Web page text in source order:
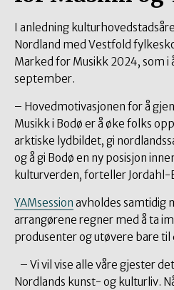
I anledning
Nordland med Vestfold
Marked for Musikk 2024, som i
september.
– Hovedmotivasjonen for å
Musikk i Bodø er å øke folks
arktiske lydbildet, gi
og å gi Bodø en ny posisjon
kulturverden, forteller Jordahl-
YAMsession avholdes samtidig
arrangørene regner med å ta
produsenter og utøvere bare
– Vi vil vise alle våre gjester
Nordlands kunst- og kulturliv.